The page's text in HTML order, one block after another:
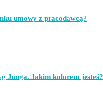
umowy z pracodawcą?
Junga. Jakim kolorem jesteś?